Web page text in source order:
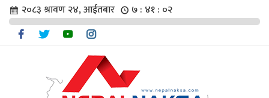
२०८३ श्रावण २४, आईतबार ७ : ४१ : ०२